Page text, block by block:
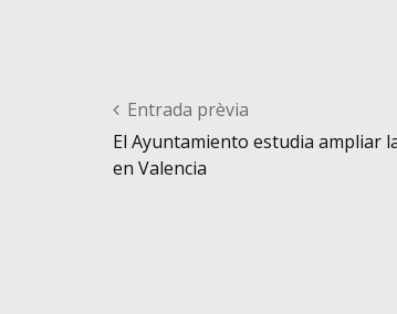
Post navigation
Entrada prèvia
El Ayuntamiento estudia ampliar
en Valencia